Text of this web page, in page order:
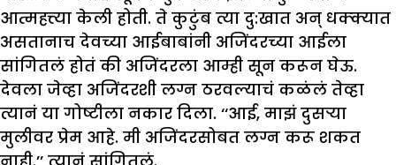
आत्महत्त्या केली होती. ते कुटुंब त्या दु:खात अन् धक्क्यात
असतानाच देवच्या आईबाबांनी अजिंदरच्या आईला
सांगितलं होतं की अजिंदरला आम्ही सून करून घेऊ.
देवला जेव्हा अजिंदरशी लग्न ठरवल्याचं कळंलं तेव्हा
त्यानं या गोष्टीला नकार दिला. ‘‘आई, माझं दुसऱ्या
मुलीवर प्रेम आहे. मी अजिंदरसोबत लग्न करू शकत